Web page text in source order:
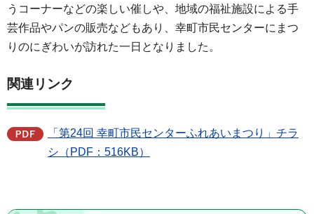
うコーナーなどの楽しい催しや、地域の福祉施設による手
芸作品やパンの販売などもあり、幸町市民センターにまつ
りのにぎわいが訪れた一日となりました。
関連リンク
「第24回 幸町市民センターふれあいまつり」チラ
シ（PDF：516KB）